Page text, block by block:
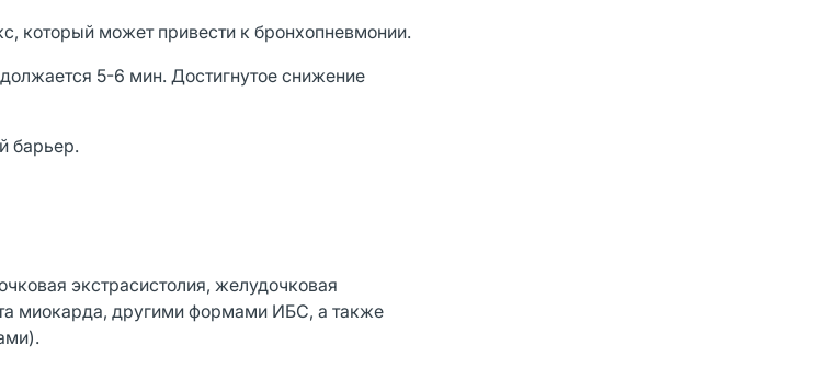
который может привести к бронхопневмонии.
5-6 мин. Достигнутое снижение
барьер.
экстрасистолия, желудочковая
миокарда, другими формами ИБС, а также